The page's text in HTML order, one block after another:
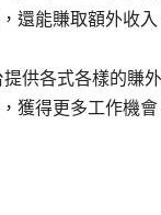
還能賺取額外收
供各式各樣的賺
獲得更多工作機